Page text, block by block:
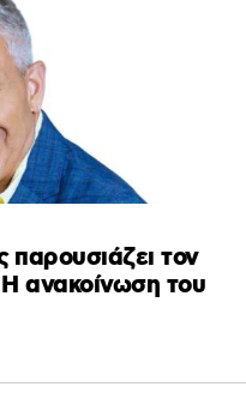
τον
ανακοίνωση του